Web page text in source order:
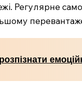
Регулярне